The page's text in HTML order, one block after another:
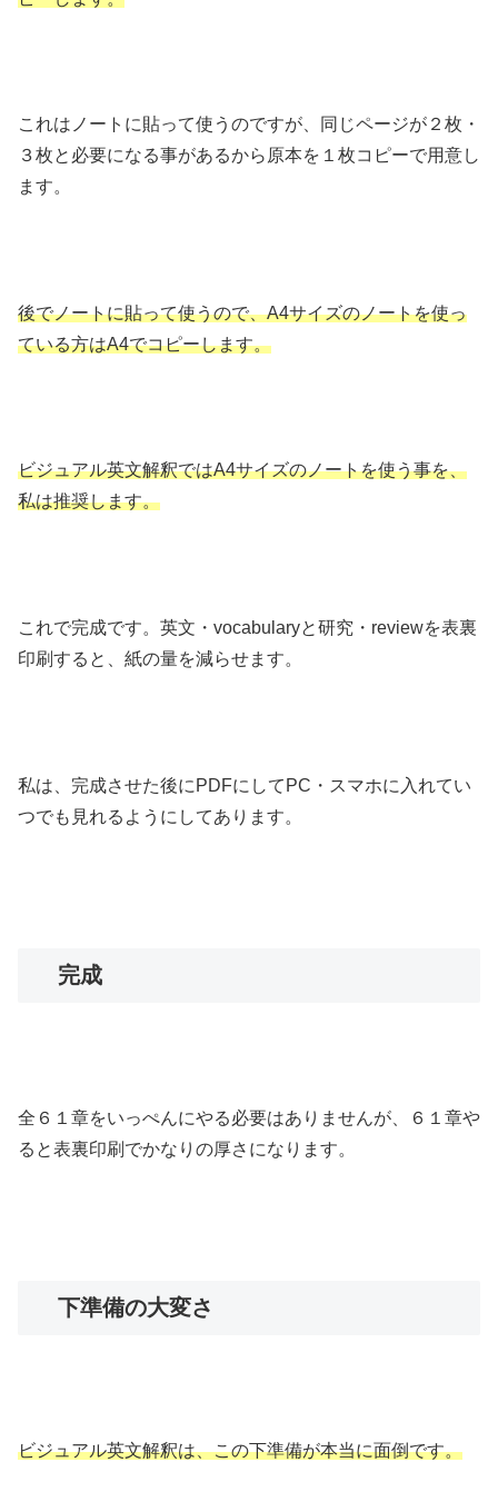
これはノートに貼って使うのですが、同じページが２枚・
３枚と必要になる事があるから原本を１枚コピーで用意し
ます。
後でノートに貼って使うので、A4サイズのノートを使っ
ている方はA4でコピーします。
ビジュアル英文解釈ではA4サイズのノートを使う事を、
私は推奨します。
これで完成です。英文・vocabularyと研究・reviewを表裏
印刷すると、紙の量を減らせます。
私は、完成させた後にPDFにしてPC・スマホに入れてい
つでも見れるようにしてあります。
完成
全６１章をいっぺんにやる必要はありませんが、６１章や
ると表裏印刷でかなりの厚さになります。
下準備の大変さ
ビジュアル英文解釈は、この下準備が本当に面倒です。